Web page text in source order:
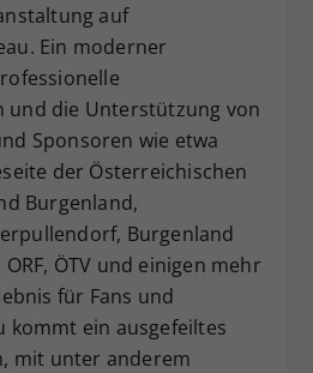
auf
Ein moderner
und die Unterstützung von
Sponsoren wie etwa
der Österreichischen
Burgenland,
Burgenland
ÖTV und einigen mehr
für Fans und
kommt ein ausgefeiltes
mit unter anderem